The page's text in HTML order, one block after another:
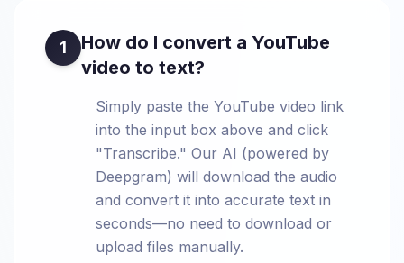
1
How do I convert a YouTube
video to text?
Simply paste the YouTube video link
into the input box above and click
"Transcribe." Our AI (powered by
Deepgram) will download the audio
and convert it into accurate text in
seconds—no need to download or
upload files manually.